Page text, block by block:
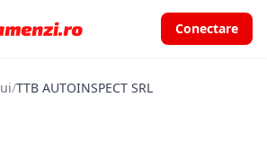
Conectare
/TTB AUTOINSPECT SRL